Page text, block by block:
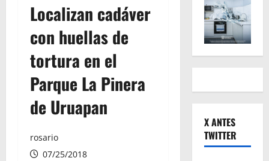
Localizan cadáver
con huellas de
tortura en el
Parque La Pinera
de Uruapan
rosario
07/25/2018
X ANTES
TWITTER